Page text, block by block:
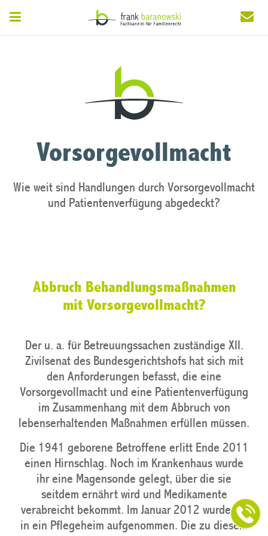
Vorsorgevollmacht
Wie weit sind Handlungen durch Vorsorgevollmacht
und Patientenverfügung abgedeckt?
Abbruch Behandlungsmaßnahmen
mit Vorsorgevollmacht?
Der u. a. für Betreuungssachen zuständige XII.
Zivilsenat des Bundesgerichtshofs hat sich mit
den Anforderungen befasst, die eine
Vorsorgevollmacht und eine Patientenverfügung
im Zusammenhang mit dem Abbruch von
lebenserhaltenden Maßnahmen erfüllen müssen.
Die 1941 geborene Betroffene erlitt Ende 2011
einen Hirnschlag. Noch im Krankenhaus wurde
ihr eine Magensonde gelegt, über die sie
seitdem ernährt wird und Medikamente
verabreicht bekommt. Im Januar 2012 wurde sie
in ein Pflegeheim aufgenommen. Die zu diesem